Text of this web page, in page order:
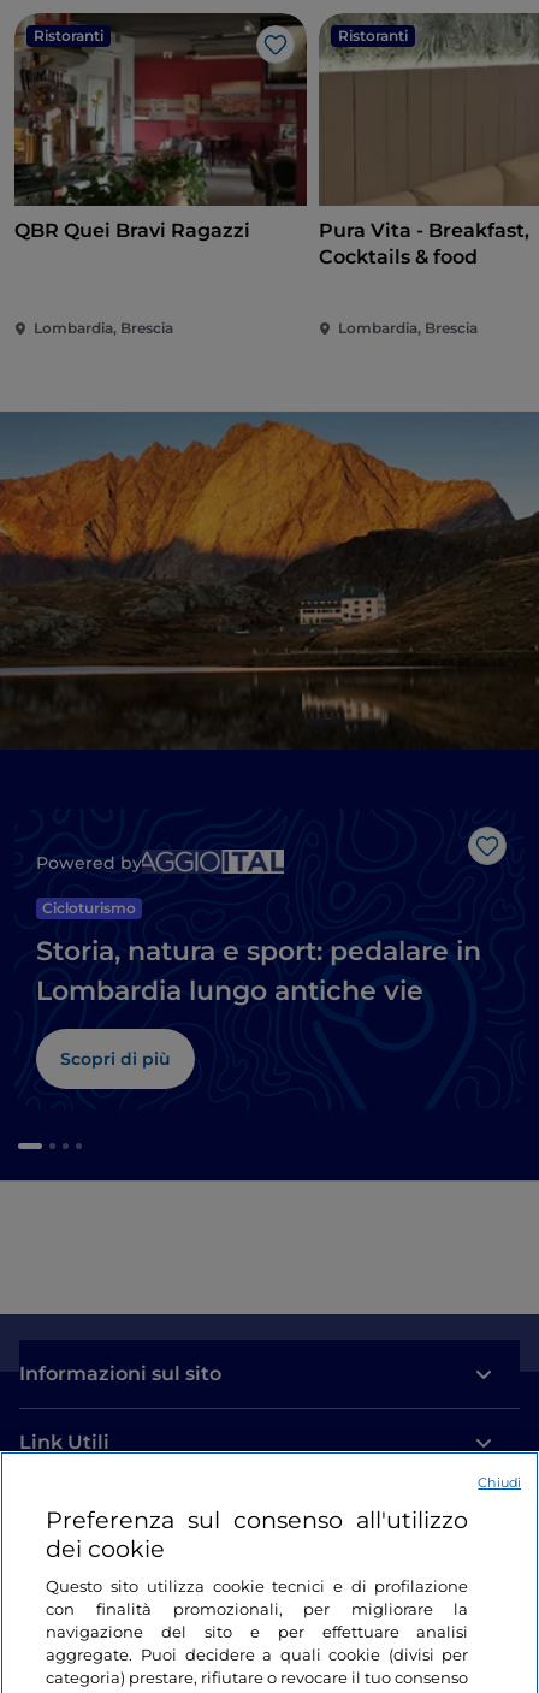
Ristoranti
Like
QBR Quei Bravi Ragazzi
Lombardia, Brescia
Ristoranti
Pura Vita - Breakfast,
Cocktails & food
Lombardia, Brescia
Like
Powered by
Cicloturismo
Storia, natura e sport: pedalare in
Lombardia lungo antiche vie
Scopri di più
Informazioni sul sito
Link Utili
Login
Restiamo in contatto
Preferenza sul consenso all'utilizzo
dei cookie
Questo sito utilizza cookie tecnici e di profilazione
con finalità promozionali, per migliorare la
navigazione del sito e per effettuare analisi
aggregate. Puoi decidere a quali cookie (divisi per
categoria) prestare, rifiutare o revocare il tuo consenso
Chiudi